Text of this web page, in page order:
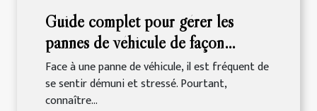
Guide complet pour gérer les
pannes de véhicule de façon
efficace
Face à une panne de véhicule, il est fréquent de
se sentir démuni et stressé. Pourtant,
connaître...